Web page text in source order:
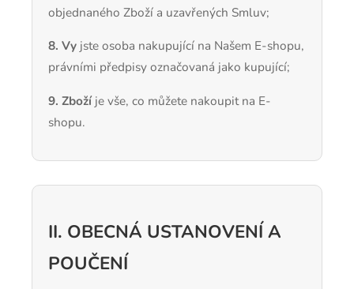
objednaného Zboží a uzavřených Smluv;
8. Vy jste osoba nakupující na Našem E-shopu,
právními předpisy označovaná jako kupující;
9. Zboží je vše, co můžete nakoupit na E-
shopu.
II. OBECNÁ USTANOVENÍ A
POUČENÍ